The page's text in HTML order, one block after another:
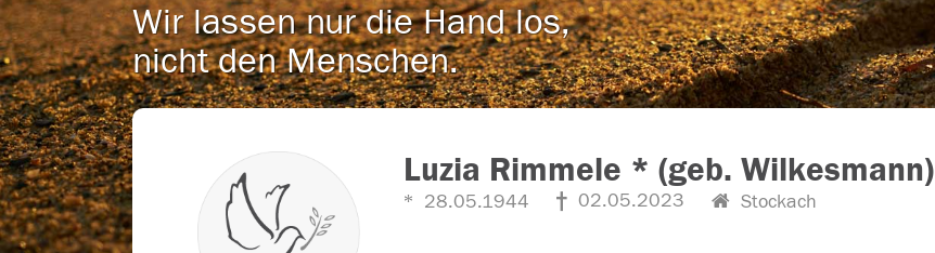
Wir lassen nur die Hand los,
nicht den Menschen.
Luzia Rimmele * (geb. Wilkesmann)
28.05.1944 02.05.2023 Stockach